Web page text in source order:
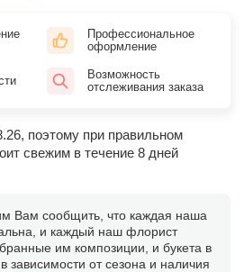
Профессиональное
оформление
Возможность
отслеживания заказа
поэтому при правильном
свежим в течение 8 дней
Вам сообщить, что каждая наша
и каждый наш флорист
им композиции, и букета в
зависимости от сезона и наличия